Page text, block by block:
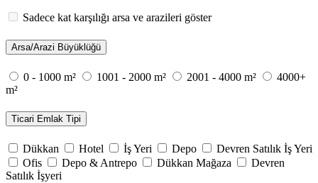
Sadece kat karşılığı arsa ve arazileri göster
Arsa/Arazi Büyüklüğü
0 - 1000 m² 1001 - 2000 m² 2001 - 4000 m²
4000+
m²
Ticari Emlak Tipi
Dükkan Hotel İş Yeri Depo
Devren Satılık İş Yeri
Ofis
Depo & Antrepo Dükkan Mağaza
Devren
Satılık İşyeri